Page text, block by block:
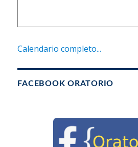
Calendario completo...
FACEBOOK ORATORIO